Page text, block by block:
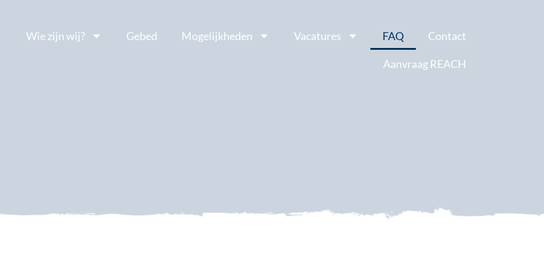
Wie zijn wij? Gebed Mogelijkheden Vacatures FAQ Contact
Aanvraag REACH